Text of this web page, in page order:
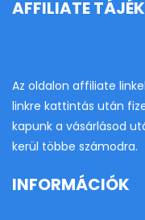
AFFILIATE
Az oldalon affiliate
linkre kattintás után
kapunk a vásárlásod
kerül többe számodra.
INFORMÁCIÓK